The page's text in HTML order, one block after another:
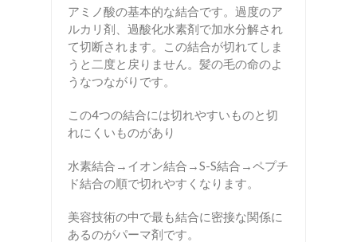
アミノ酸の基本的な結合です。過度のア
ルカリ剤、過酸化水素剤で加水分解され
て切断されます。この結合が切れてしま
うと二度と戻りません。髪の毛の命のよ
うなつながりです。
この4つの結合には切れやすいものと切
れにくいものがあり
水素結合→イオン結合→S-S結合→ペプチ
ド結合の順で切れやすくなります。
美容技術の中で最も結合に密接な関係に
あるのがパーマ剤です。